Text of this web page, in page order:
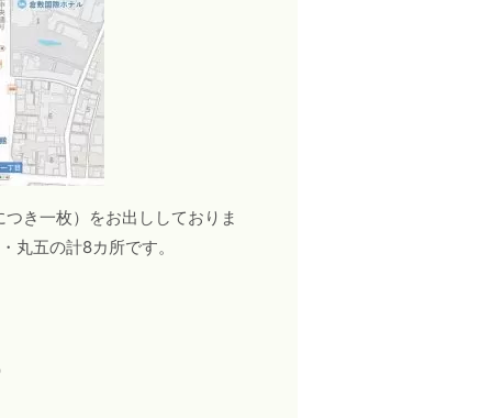
き一枚）をお出ししておりま
・ 丸五の計8カ所です。